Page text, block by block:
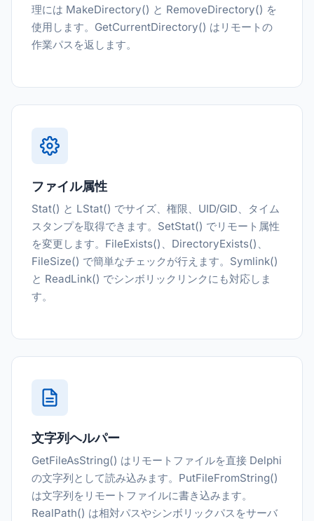
理には MakeDirectory() と RemoveDirectory() を
使用します。GetCurrentDirectory() はリモートの
作業パスを返します。
ファイル属性
Stat() と LStat() でサイズ、権限、UID/GID、タイム
スタンプを取得できます。SetStat() でリモート属性
を変更します。FileExists()、DirectoryExists()、
FileSize() で簡単なチェックが行えます。Symlink()
と ReadLink() でシンボリックリンクにも対応しま
す。
文字列ヘルパー
GetFileAsString() はリモートファイルを直接 Delphi
の文字列として読み込みます。PutFileFromString()
は文字列をリモートファイルに書き込みます。
RealPath() は相対パスやシンボリックパスをサーバ